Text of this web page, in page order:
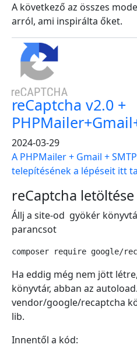
A következő az összes
arról, ami inspirálta őket.
reCaptcha v2.0 +
2024-03-29
A PHPMailer + Gmail +
telepítésének a lépéseit itt
reCaptcha
Állj a site-od gyökér
parancsot
composer require google/
Ha eddig még nem jött
könyvtár, abban az
vendor/google/recaptcha
lib.
Innentől a kód: